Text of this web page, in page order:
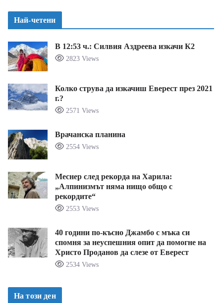
Най-четени
В 12:53 ч.: Силвия Аздреева изкачи К2
2823 Views
Колко струва да изкачиш Еверест през 2021
г.?
2571 Views
Врачанска планина
2554 Views
Меснер след рекорда на Харила:
„Алпинизмът няма нищо общо с
рекордите“
2553 Views
40 години по-късно Джамбо с мъка си
спомня за неуспешния опит да помогне на
Христо Проданов да слезе от Еверест
2534 Views
На този ден